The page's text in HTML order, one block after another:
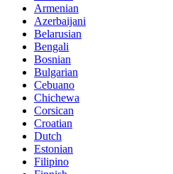
Armenian
Azerbaijani
Belarusian
Bengali
Bosnian
Bulgarian
Cebuano
Chichewa
Corsican
Croatian
Dutch
Estonian
Filipino